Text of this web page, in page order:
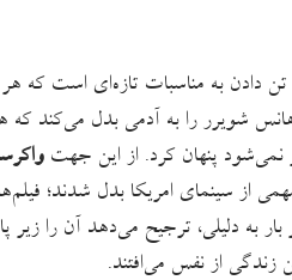
دادن به مناسبات تازه‌ای است که
شویرر را به آدمی بدل می‌کند که
نمی‌شود پنهان کرد. از این جهت
که در دهه‌ی ۱۹۷۰ به بخش مهمی از سینمای امریکا
دلیلی، ترجیح می‌دهد آن را زیر پا
زندگی از نفس می‌افتند.